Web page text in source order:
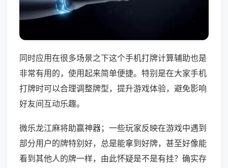
同时应用在很多场景之下这个手机打牌计算辅助也是
非常有用的，使用起来简单便捷。特别是在大家手机
打牌时可以合理调整牌型，提升游戏体验，避免影响
好友间互动乐趣。
微乐龙江麻将助赢神器；一些玩家反映在游戏中遇到
部分用户的牌特别好，总是能拿到好牌，甚至好像能
看到其他人的牌一样，由此怀疑是不是有挂？确实存